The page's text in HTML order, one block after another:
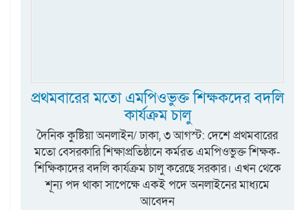
প্রথমবারের মতো এমপিওভুক্ত শিক্ষকদের বদলি
কার্যক্রম চালু
দৈনিক কুষ্টিয়া অনলাইন/ ঢাকা, ৩ আগস্ট: দেশে প্রথমবারের
মতো বেসরকারি শিক্ষাপ্রতিষ্ঠানে কর্মরত এমপিওভুক্ত শিক্ষক-
শিক্ষিকাদের বদলি কার্যক্রম চালু করেছে সরকার। এখন থেকে
শূন্য পদ থাকা সাপেক্ষে একই পদে অনলাইনের মাধ্যমে
আবেদন